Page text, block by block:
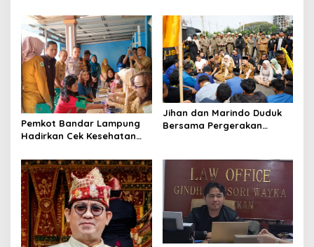
Pemkot Bandar Lampung
Hadirkan Cek Kesehatan
Positif
Jihan dan Marindo Duduk
Bersama Pergerakan